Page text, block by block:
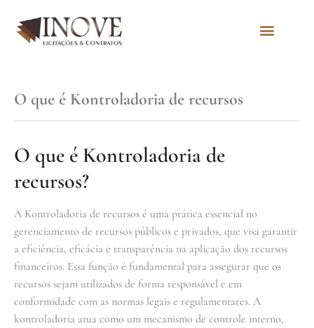
O que é Kontroladoria de recursos
O que é Kontroladoria de
recursos?
A Kontroladoria de recursos é uma prática essencial no
gerenciamento de recursos públicos e privados, que visa garantir
a eficiência, eficácia e transparência na aplicação dos recursos
financeiros. Essa função é fundamental para assegurar que os
recursos sejam utilizados de forma responsável e em
conformidade com as normas legais e regulamentares. A
kontroladoria atua como um mecanismo de controle interno,